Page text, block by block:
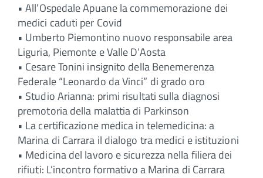
• All’Ospedale Apuane la commemorazione dei
medici caduti per Covid
• Umberto Piemontino nuovo responsabile area
Liguria, Piemonte e Valle D’Aosta
• Cesare Tonini insignito della Benemerenza
Federale “Leonardo da Vinci” di grado oro
• Studio Arianna: primi risultati sulla diagnosi
premotoria della malattia di Parkinson
• La certificazione medica in telemedicina: a
Marina di Carrara il dialogo tra medici e istituzioni
• Medicina del lavoro e sicurezza nella filiera dei
rifiuti: L’incontro formativo a Marina di Carrara